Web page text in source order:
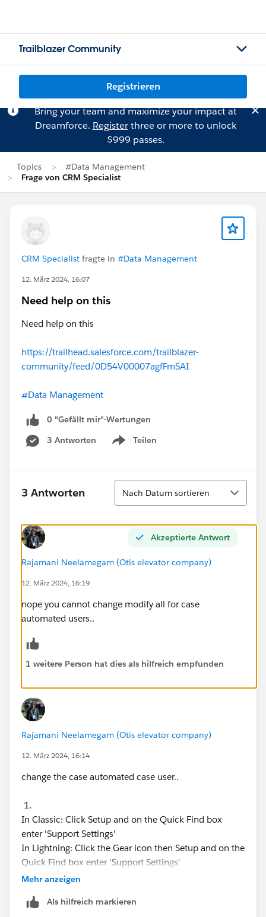
Trailblazer Community
Registrieren
Bring your team and maximize your impact at
Dreamforce. Registerthree or more to unlock
$999 passes.
Topics
#Data Management
Frage von CRM Specialist
CRM Specialist fragte in #Data Management
12. März 2024, 16:07
Need help on this
Need help on this
https://trailhead.salesforce.com/trailblazer-
community/feed/0D54V00007agfFmSAI
#Data Management
0 "Gefällt mir"-Wertungen
3 Antworten
Teilen
Show menu
3 Antworten
Sortieren
Nach Datum sortieren
Akzeptierte Antwort
Rajamani Neelamegam (Otis elevator company)
12. März 2024, 16:19
nope you cannot change modify all for case
automated users..
1 weitere Person hat dies als hilfreich empfunden
Rajamani Neelamegam (Otis elevator company)
12. März 2024, 16:14
change the case automated case user..
1.
In Classic: Click Setup and on the Quick Find box
enter 'Support Settings'
In Lightning: Click the Gear icon then Setup and on the
Quick Find box enter 'Support Settings'
settings
Mehr anzeigen
Als hilfreich markieren